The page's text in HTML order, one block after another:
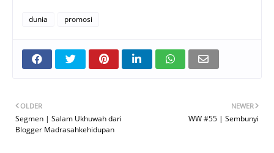
dunia promosi
NEWER
WW #55 | Sembunyi
OLDER
Segmen | Salam Ukhuwah dari
Blogger Madrasahkehidupan